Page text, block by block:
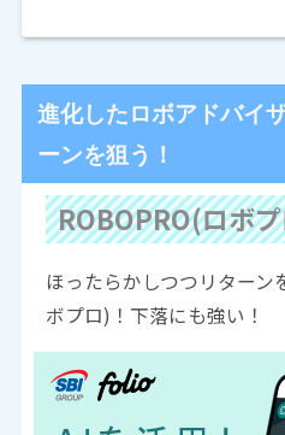
進化したロボアドバイ
ーンを狙う！
ROBOPRO(ロボ
ほったらかしつつリターン
ボプロ)！下落にも強い！